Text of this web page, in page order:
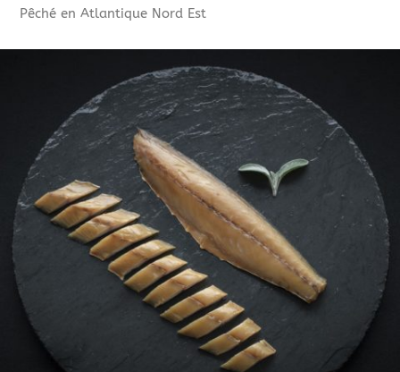
Pêché en Atlantique Nord Est